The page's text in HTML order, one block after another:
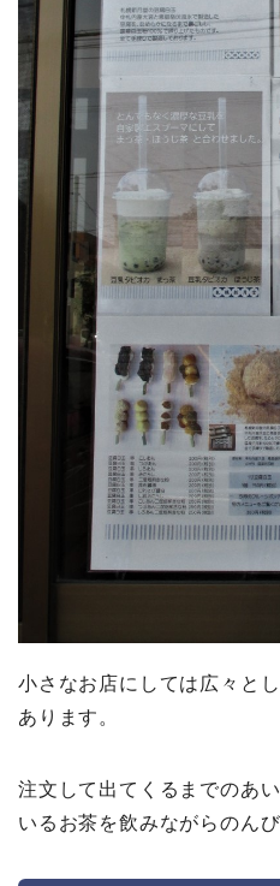
小さなお店にしては広々と
あります。
注文して出てくるまでのあ
いるお茶を飲みながらのん